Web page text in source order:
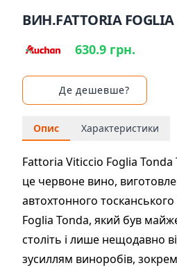
ВИН.FATTORIA
630.9 грн.
Де дешевше?
Опис Характеристики
Fattoria Viticcio Foglia
це червоне вино,
автохтонного
Foglia Tonda, який був
століть і лише нещодавно
зусиллям виноробів,